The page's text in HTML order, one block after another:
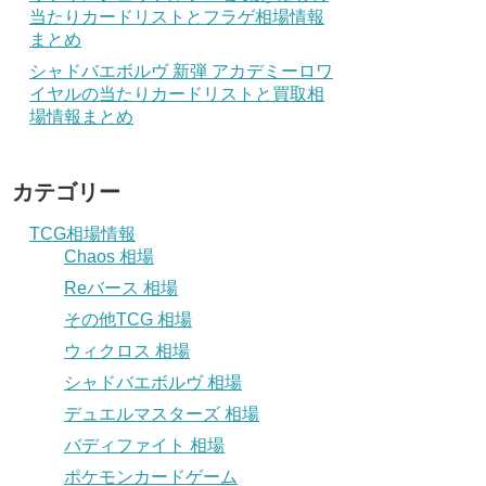
当たりカードリストとフラゲ相場情報
まとめ
シャドバエボルヴ 新弾 アカデミーロワ
イヤルの当たりカードリストと買取相
場情報まとめ
カテゴリー
TCG相場情報
Chaos 相場
Reバース 相場
その他TCG 相場
ウィクロス 相場
シャドバエボルヴ 相場
デュエルマスターズ 相場
バディファイト 相場
ポケモンカードゲーム